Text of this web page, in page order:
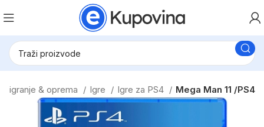
igranje & oprema Igre Igre za PS4 Mega Man 11 /PS4